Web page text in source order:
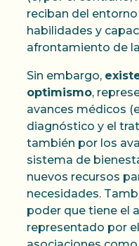
reciban del
habilidades y
afrontamiento de
Sin embargo,
optimismo,
avances médicos
diagnóstico y el
también por los
sistema de
nuevos recursos
necesidades.
poder que tiene el
representado por